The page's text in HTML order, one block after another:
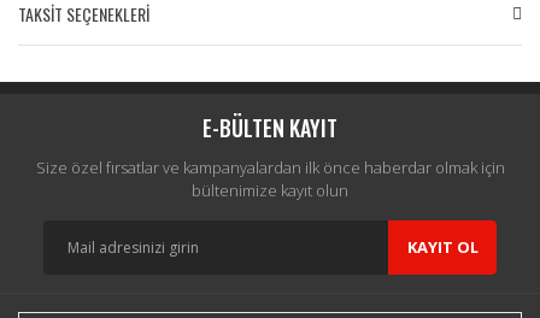
Yorum Yaz
TAKSİT SEÇENEKLERİ
E-BÜLTEN KAYIT
Size özel fırsatlar ve kampanyalardan ilk önce haberdar olmak için
bültenimize kayıt olun
KAYIT OL